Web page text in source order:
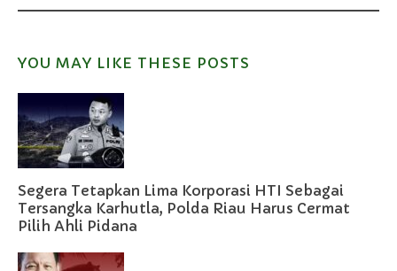
YOU MAY LIKE THESE POSTS
Segera Tetapkan Lima Korporasi HTI Sebagai
Tersangka Karhutla, Polda Riau Harus Cermat
Pilih Ahli Pidana